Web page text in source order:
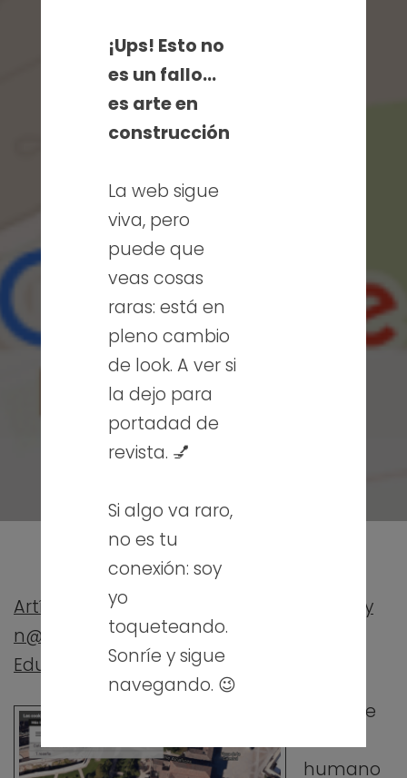
Artículo de verano de 2013. “Sin TIC no soy
n@d@”, Revista Digital del portal de
Educación de Castilla y León
Y es que
humano
¡Ups! Esto no
es un fallo…
es arte en
construcción
La web sigue
viva, pero
puede que
veas cosas
raras: está en
pleno cambio
de look. A ver si
la dejo para
portadad de
revista. 💅
Si algo va raro,
no es tu
conexión: soy
yo
toqueteando.
Sonríe y sigue
navegando. 😉